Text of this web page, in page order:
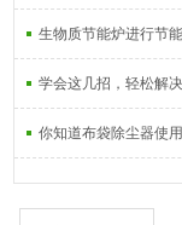
生物质节能炉进行节
学会这几招，轻松解
你知道布袋除尘器使